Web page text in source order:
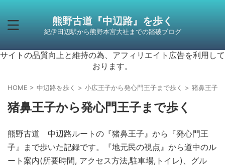
熊野古道『中辺路』を歩く
紀伊田辺駅から熊野本宮大社までの踏破ブログ
サイトの品質向上と維持の為、アフィリエイト広告を利用して
おります。
HOME > 中辺路を歩く > 小広王子から発心門王子まで歩く > 猪鼻王子
猪鼻王子から発心門王子まで歩く
熊野古道 中辺路ルートの『猪鼻王子』から『発心門王
子』まで歩いた記録です。『地元民の視点』から道中のル
ート案内(所要時間, アクセス方法,駐車場,トイレ)、グル